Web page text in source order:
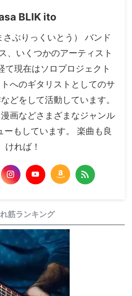
BLIK ito
ぶりっくいとう） バンド
、いくつかのアーティスト
て現在はソロプロジェクト
へのギタリストとしてのサ
どをして活動しています。
画などさまざまなジャンル
ーもしています。 楽曲も良
ければ！
筋ランキング